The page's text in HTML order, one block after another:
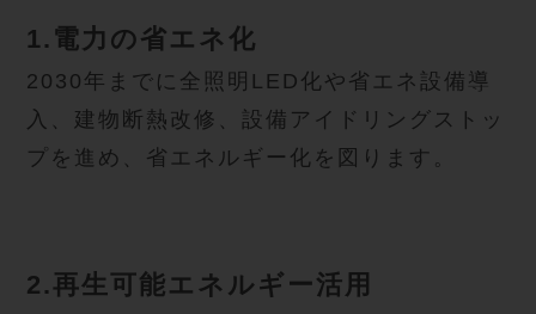
1.電力の省エネ化
2030年までに全照明LED化や省エネ設備導
入、建物断熱改修、設備アイドリングストッ
プを進め、省エネルギー化を図ります。
2.再生可能エネルギー活用